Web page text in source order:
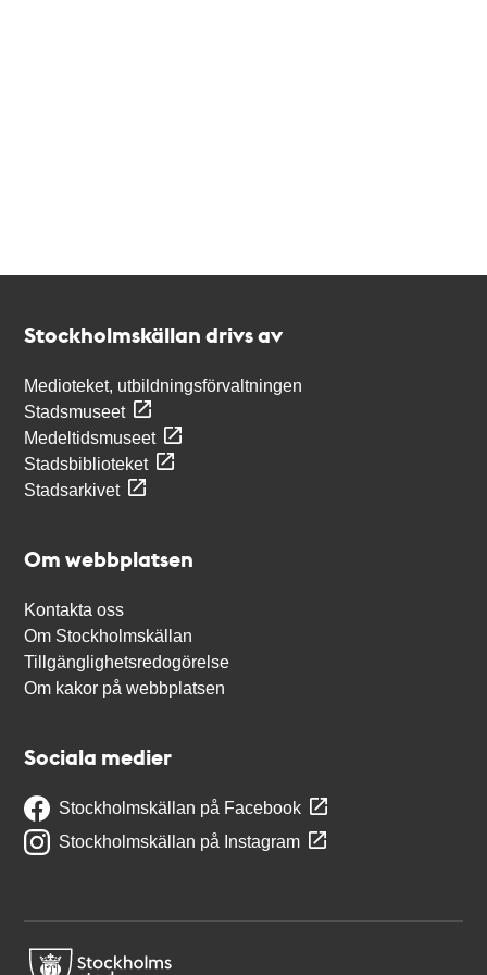
Stockholmskällan drivs av
Medioteket, utbildningsförvaltningen
Stadsmuseet
Medeltidsmuseet
Stadsbiblioteket
Stadsarkivet
Om webbplatsen
Kontakta oss
Om Stockholmskällan
Tillgänglighetsredogörelse
Om kakor på webbplatsen
Sociala medier
Stockholmskällan på Facebook
Stockholmskällan på Instagram